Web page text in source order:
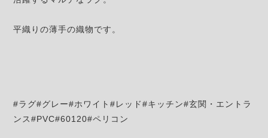
平織りの薄手の織物です。
#ラグ#グレー#ホワイト#レッド#キッチン#玄関・エントラ
ンス#PVC#60120#ペリコン